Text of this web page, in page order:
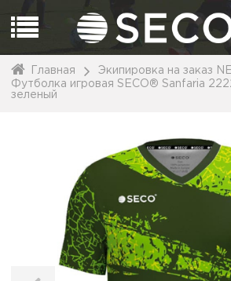
Главная
Экипировка на заказ
Футболка игровая SECO® Sanfaria
зеленый